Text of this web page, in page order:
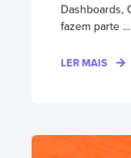
Dashboards,
fazem parte ...
LER MAIS